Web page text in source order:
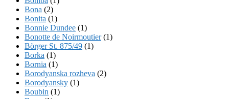
Bona (2)
Bonita (1)
Bonnie Dundee (1)
Bonotte de Noirmoutier(1)
Börger St. 875/49 (1)
Borka (1)
Bornia (1)
Borodyanska rozheva (2)
Borodyansky (1)
Boubin (1)